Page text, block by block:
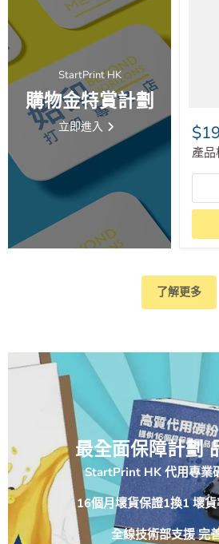
StartPrint HK
購物金特賞計劃
立即進入
產品
了解更多
最全面保障計劃
StartPrint HK 代用專業
16個月壞貨保證1換1 壞
全線技術部支援 完